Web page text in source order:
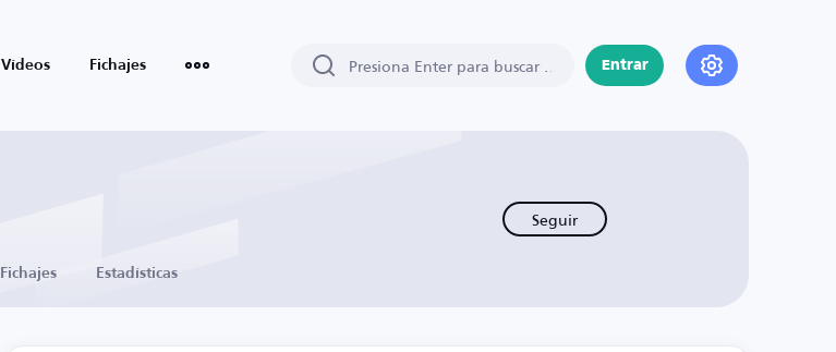
Vídeos Fichajes Entrar
Seguir
Fichajes Estadísticas